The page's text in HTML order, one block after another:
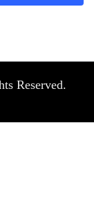
Reserved.